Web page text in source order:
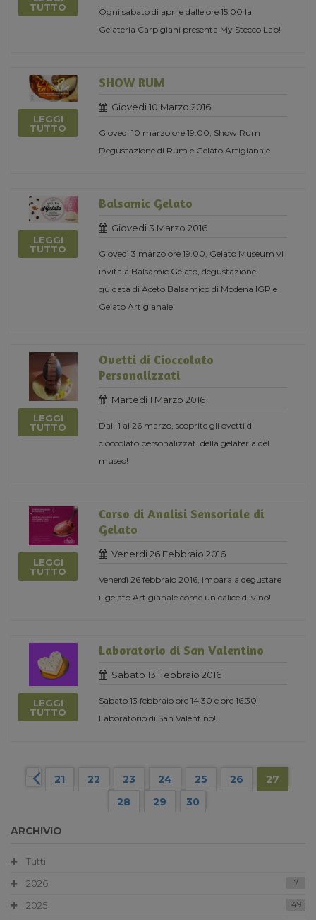
TUTTO
Ogni sabato di aprile dalle ore 15.00 la
Gelateria Carpigiani presenta My Stecco Lab!
LEGGI
TUTTO
SHOW RUM
Giovedi 10 Marzo 2016
Giovedi 10 marzo ore 19.00, Show Rum
Degustazione di Rum e Gelato Artigianale
LEGGI
TUTTO
Balsamic Gelato
Giovedi 3 Marzo 2016
Giovedì 3 marzo ore 19.00, Gelato Museum vi
invita a Balsamic Gelato, degustazione
guidata di Aceto Balsamico di Modena IGP e
Gelato Artigianale!
LEGGI
TUTTO
Ovetti di Cioccolato
Personalizzati
Martedi 1 Marzo 2016
Dall'1 al 26 marzo, scoprite gli ovetti di
cioccolato personalizzati della gelateria del
museo!
LEGGI
TUTTO
Corso di Analisi Sensoriale di
Gelato
Venerdi 26 Febbraio 2016
Venerdì 26 febbraio 2016, impara a degustare
il gelato Artigianale come un calice di vino!
LEGGI
TUTTO
Laboratorio di San Valentino
Sabato 13 Febbraio 2016
Sabato 13 febbraio ore 14.30 e ore 16.30
Laboratorio di San Valentino!
21 22 23 24 25 26
27
28
29 30
ARCHIVIO
Tutti
2026
7
2025 49